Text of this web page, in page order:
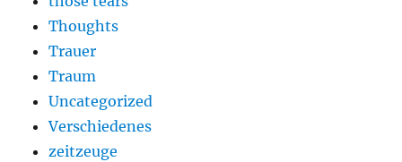
Thoughts
Trauer
Traum
Uncategorized
Verschiedenes
zeitzeuge